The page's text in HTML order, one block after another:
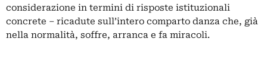
considerazione in termini di risposte istituzionali
concrete – ricadute sull’intero comparto danza che, già
nella normalità, soffre, arranca e fa miracoli.